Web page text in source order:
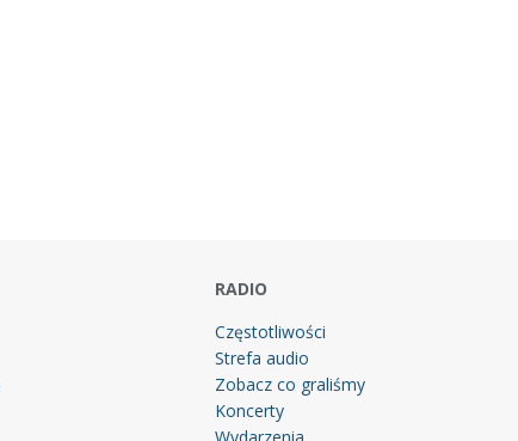
RADIO
Częstotliwości
Strefa audio
Zobacz co graliśmy
Koncerty